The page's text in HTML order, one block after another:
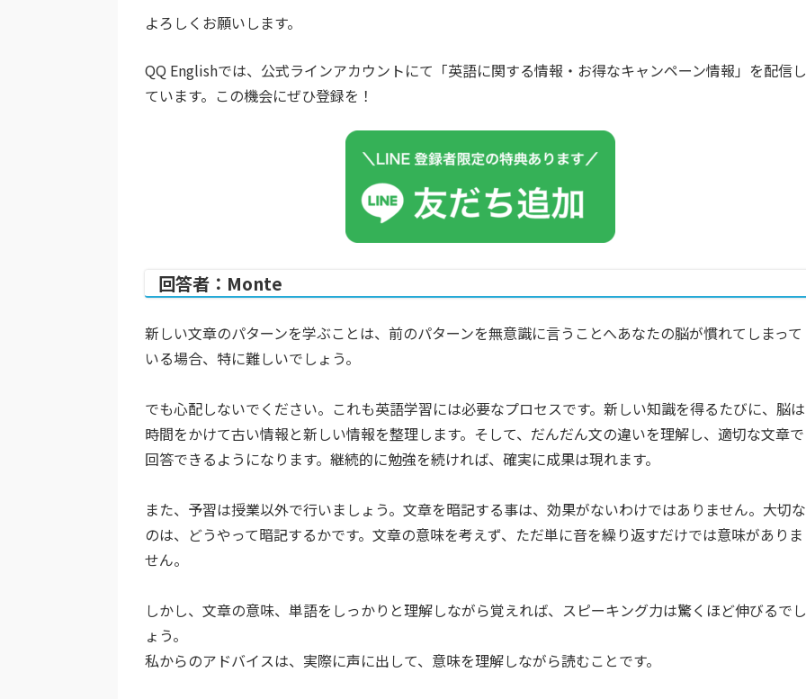
よろしくお願いします。
QQ Englishでは、公式ラインアカウントにて「英語に関する情報・お得なキャンペーン情報」を配信し
ています。この機会にぜひ登録を！
回答者：Monte
新しい文章のパターンを学ぶことは、前のパターンを無意識に言うことへあなたの脳が慣れてしまって
いる場合、特に難しいでしょう。
でも心配しないでください。これも英語学習には必要なプロセスです。新しい知識を得るたびに、脳は
時間をかけて古い情報と新しい情報を整理します。そして、だんだん文の違いを理解し、適切な文章で
回答できるようになります。継続的に勉強を続ければ、確実に成果は現れます。
また、予習は授業以外で行いましょう。文章を暗記する事は、効果がないわけではありません。大切な
のは、どうやって暗記するかです。文章の意味を考えず、ただ単に音を繰り返すだけでは意味がありま
せん。
しかし、文章の意味、単語をしっかりと理解しながら覚えれば、スピーキング力は驚くほど伸びるでし
ょう。
私からのアドバイスは、実際に声に出して、意味を理解しながら読むことです。